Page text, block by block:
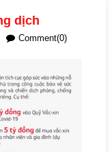
dịch
Comment(0)